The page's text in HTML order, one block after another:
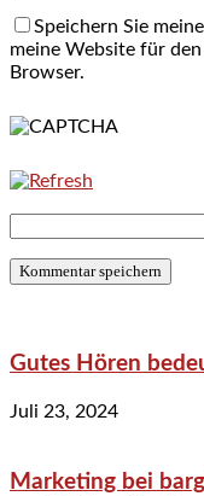
Speichern Sie
meine Website für
Browser.
Gutes Hören
Juli 23, 2024
Marketing bei